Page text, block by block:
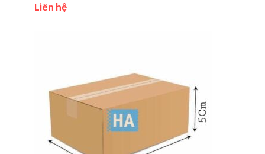
Liên hệ